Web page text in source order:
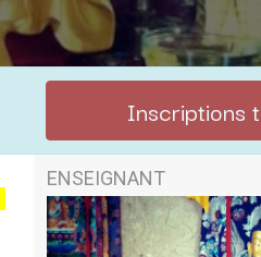
Inscriptions
ENSEIGNANT